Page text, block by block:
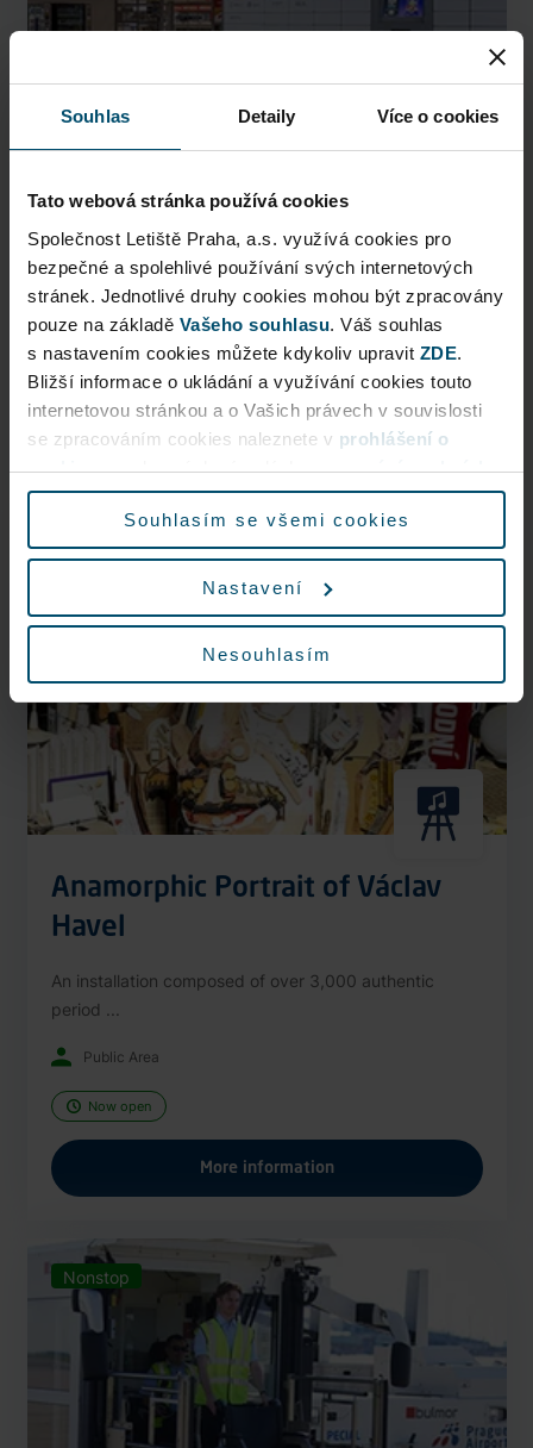
Souhlas Detaily Více o cookies
Tato webová stránka používá cookies
Společnost Letiště Praha, a.s. využívá cookies pro
bezpečné a spolehlivé používání svých internetových
stránek. Jednotlivé druhy cookies mohou být zpracovány
pouze na základě Vašeho souhlasu. Váš souhlas
s nastavením cookies můžete kdykoliv upravit ZDE.
Bližší informace o ukládání a využívání cookies touto
internetovou stránkou a o Vašich právech v souvislosti
se zpracováním cookies naleznete v prohlášení o
cookiesa v obecných zásadáchzpracování osobních
údajů.
Souhlasím se všemi cookies
Nastavení
Nesouhlasím
AlzaBox
Pick up conveniently and nonstop from AlzaBox ...
Public Area
Now open
Anamorphic Portrait of Václav
Havel
An installation composed of over 3,000 authentic
period ...
Public Area
Now open
More information
Nonstop